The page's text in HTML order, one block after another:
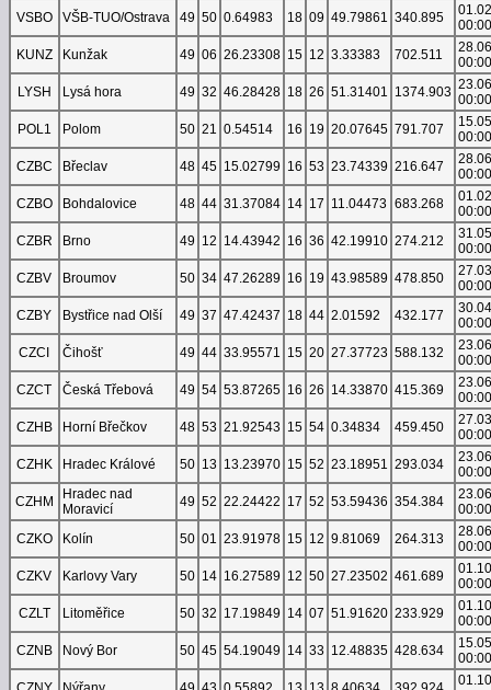
VSBO
VŠB-TUO/Ostrava 49 50 0.64983 18 09 49.79861 340.895
00:00
KUNZ
Kunžak 49 06 26.23308 15 12 3.33383 702.511
00:00
LYSH
Lysá hora 49 32 46.28428 18 26 51.31401 1374.903 00:00
POL1
Polom 50 21 0.54514 16 19 20.07645 791.707
00:00
CZBC
Břeclav 48 45 15.02799 16 53 23.74339 216.647
00:00
CZBO
Bohdalovice 48 44 31.37084 14 17 11.04473 683.268
00:00
CZBR
Brno 49 12 14.43942 16 36 42.19910 274.212
00:00
CZBV
Broumov 50 34 47.26289 16 19 43.98589 478.850
00:00
CZBY
Bystřice nad Olší 49 37 47.42437 18 44 2.01592 432.177
00:00
CZCI
Čihošť 49 44 33.95571 15 20 27.37723 588.132
00:00
CZCT
Česká Třebová 49 54 53.87265 16 26 14.33870 415.369
00:00
CZHB
Horní Břečkov 48 53 21.92543 15 54 0.34834 459.450
00:00
CZHK
Hradec Králové 50 13 13.23970 15 52 23.18951 293.034
00:00
CZHM
Hradec nad
Moravicí
49 52 22.24422 17 52 53.59436 354.384
00:00
CZKO
Kolín 50 01 23.91978 15 12 9.81069 264.313
00:00
CZKV
Karlovy Vary 50 14 16.27589 12 50 27.23502 461.689
00:00
CZLT
Litoměřice 50 32 17.19849 14 07 51.91620 233.929
00:00
CZNB
Nový Bor 50 45 54.19049 14 33 12.48835 428.634
00:00